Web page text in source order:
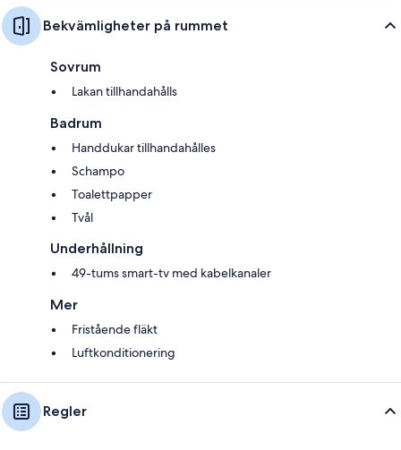
Bekvämligheter på rummet
Sovrum
Lakan tillhandahålls
Badrum
Handdukar tillhandahålles
Schampo
Toalettpapper
Tvål
Underhållning
49-tums smart-tv med kabelkanaler
Mer
Fristående fläkt
Luftkonditionering
Regler